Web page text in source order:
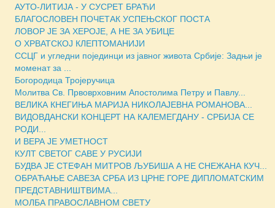
АУТО-ЛИТИЈА - У СУСРЕТ БРАЋИ
БЛАГОСЛОВЕН ПОЧЕТАК УСПЕЊСКОГ ПОСТА
ЛОВОР ЈЕ ЗА ХЕРОЈЕ, А НЕ ЗА УБИЦЕ
О ХРВАТСКОЈ КЛЕПТОМАНИЈИ
ССЦГ и угледни појединци из јавног живота Србије: Задњи је
моменат за ...
Богородица Тројеручица
Молитва Св. Првоврховним Апостолима Петру и Павлу...
ВЕЛИКА КНЕГИЊА МАРИЈА НИКОЛАЈЕВНА РОМАНОВА...
ВИДОВДАНСКИ КОНЦЕРТ НА КАЛЕМЕГДАНУ - СРБИЈА СЕ
РОДИ...
И ВЕРА ЈЕ УМЕТНОСТ
КУЛТ СВЕТОГ САВЕ У РУСИЈИ
БУДВА ЈЕ СТЕФАН МИТРОВ ЉУБИША А НЕ СНЕЖАНА КУЧ...
ОБРАЋАЊЕ САВЕЗА СРБА ИЗ ЦРНЕ ГОРЕ ДИПЛОМАТСКИМ
ПРЕДСТАВНИШТВИМА...
МОЛБА ПРАВОСЛАВНОМ СВЕТУ